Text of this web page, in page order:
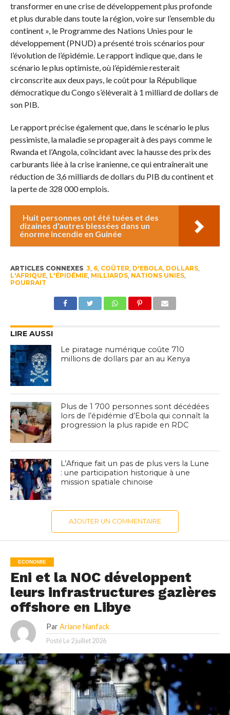
transformer en une crise de développement plus profonde
et plus durable dans toute la région, voire sur l’ensemble du
continent », le Programme des Nations Unies pour le
développement (PNUD) a présenté trois scénarios pour
l’évolution de l’épidémie. Le rapport indique que, dans le
scénario le plus optimiste, où l’épidémie resterait
circonscrite aux deux pays, le coût pour la République
démocratique du Congo s’élèverait à 1 milliard de dollars de
son PIB.
Le rapport précise également que, dans le scénario le plus
pessimiste, la maladie se propagerait à des pays comme le
Rwanda et l’Angola, coïncidant avec la hausse des prix des
carburants liée à la crise iranienne, ce qui entraînerait une
réduction de 3,6 milliards de dollars du PIB du continent et
la perte de 328 000 emplois.
Huit personnes ont été tuées et des
dizaines d'autres blessées dans un
énorme incendie en Guinée
ARTICLES CONNEXES 3, 6, COÛTER, D'EBOLA, DOLLARS,
L'AFRIQUE, L'ÉPIDÉMIE, MILLIARDS, NATIONS UNIES,
POURRAIT
LIRE AUSSI
Le piratage numérique coûte 710
millions de dollars par an au Kenya
Plus de 1 700 personnes sont décédées
lors de l’épidémie d’Ebola qui connaît la
progression la plus rapide en RDC
L’Afrique fait un pas de plus vers la Lune
: une participation historique à une
mission spatiale chinoise
AJOUTER UN COMMENTAIRE
ECONOMIE
Eni et la NOC développent
leurs infrastructures gazières
offshore en Libye
Par Ariane Nanfack
Posté Le 2 juillet 2026